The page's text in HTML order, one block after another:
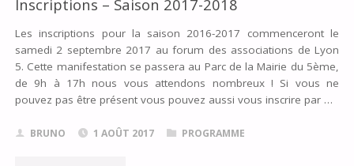
Inscriptions – Saison 2017-2018
Les inscriptions pour la saison 2016-2017 commenceront le
samedi 2 septembre 2017 au forum des associations de Lyon
5. Cette manifestation se passera au Parc de la Mairie du 5ème,
de 9h à 17h nous vous attendons nombreux ! Si vous ne
pouvez pas être présent vous pouvez aussi vous inscrire par …
BRUNO 1 AOÛT 2017 PROGRAMME